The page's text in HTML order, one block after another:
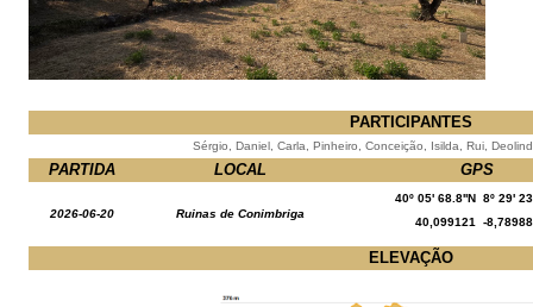
PARTICIPANTES
Sérgio, Daniel, Carla, Pinheiro, Conceição, Isilda, Rui,
PARTIDA LOCAL GPS
2026-06-20 Ruinas de Conimbriga
40º 05' 68.8''N 8º 29'
40,099121 -
ELEVAÇÃO